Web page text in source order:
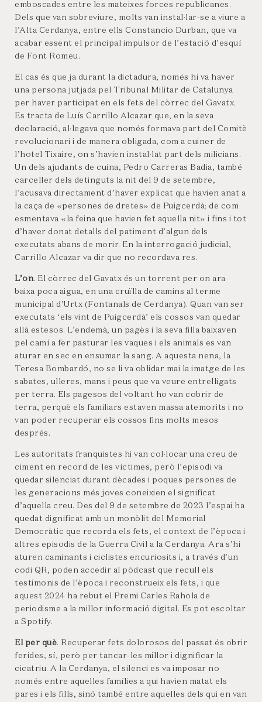
emboscades entre les mateixes forces republicanes.
Dels que van sobreviure, molts van instal·lar-se a viure a
l’Alta Cerdanya, entre ells Constancio Durban, que va
acabar essent el principal impulsor de l’estació d’esquí
de Font Romeu.
El cas és que ja durant la dictadura, només hi va haver
una persona jutjada pel Tribunal Militar de Catalunya
per haver participat en els fets del còrrec del Gavatx.
Es tracta de Luís Carrillo Alcazar que, en la seva
declaració, al·legava que només formava part del Comitè
revolucionari i de manera obligada, com a cuiner de
l’hotel Tixaire, on s’havien instal·lat part dels milicians.
Un dels ajudants de cuina, Pedro Carreras Badia, també
carceller dels detinguts la nit del 9 de setembre,
l’acusava directament d’haver explicat que havien anat a
la caça de «persones de dretes» de Puigcerdà; de com
esmentava «la feina que havien fet aquella nit» i fins i tot
d’haver donat detalls del patiment d’algun dels
executats abans de morir. En la interrogació judicial,
Carrillo Alcazar va dir que no recordava res.
L’on. El còrrec del Gavatx és un torrent per on ara
baixa poca aigua, en una cruïlla de camins al terme
municipal d’Urtx (Fontanals de Cerdanya). Quan van ser
executats ‘els vint de Puigcerdà’ els cossos van quedar
allà estesos. L’endemà, un pagès i la seva filla baixaven
pel camí a fer pasturar les vaques i els animals es van
aturar en sec en ensumar la sang. A aquesta nena, la
Teresa Bombardó, no se li va oblidar mai la imatge de les
sabates, ulleres, mans i peus que va veure entrelligats
per terra. Els pagesos del voltant ho van cobrir de
terra, perquè els familiars estaven massa atemorits i no
van poder recuperar els cossos fins molts mesos
després.
Les autoritats franquistes hi van col·locar una creu de
ciment en record de les víctimes, però l’episodi va
quedar silenciat durant dècades i poques persones de
les generacions més joves coneixien el significat
d’aquella creu. Des del 9 de setembre de 2023 l’espai ha
quedat dignificat amb un monòlit del Memorial
Democràtic que recorda els fets, el context de l’època i
altres episodis de la Guerra Civil a la Cerdanya. Ara s’hi
aturen caminants i ciclistes encuriosits i, a través d’un
codi QR, poden accedir al pòdcast que recull els
testimonis de l’època i reconstrueix els fets, i que
aquest 2024 ha rebut el Premi Carles Rahola de
periodisme a la millor informació digital. Es pot escoltar
a Spotify.
El per què. Recuperar fets dolorosos del passat és obrir
ferides, sí, però per tancar-les millor i dignificar la
cicatriu. A la Cerdanya, el silenci es va imposar no
només entre aquelles famílies a qui havien matat els
pares i els fills, sinó també entre aquelles dels qui en van